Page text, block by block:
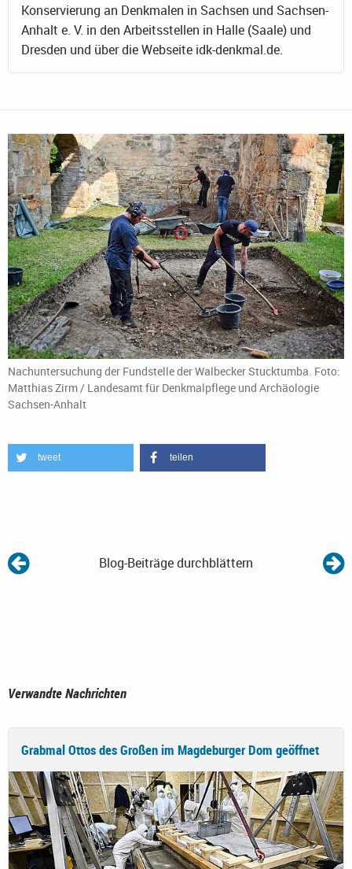
Konservierung an Denkmalen in Sachsen und Sachsen-
Anhalt e. V. in den Arbeitsstellen in Halle (Saale) und
Dresden und über die Webseite idk-denkmal.de.
Nachuntersuchung der Fundstelle der Walbecker Stucktumba. Foto:
Matthias Zirm / Landesamt für Denkmalpflege und Archäologie
Sachsen-Anhalt
tweet teilen
Blog-Beiträge durchblättern
Verwandte Nachrichten
Grabmal Ottos des Großen im Magdeburger Dom geöffnet